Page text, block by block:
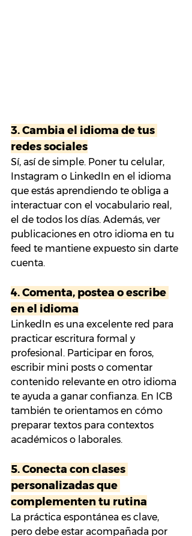
3. Cambia el idioma de tus
redes sociales
Sí, así de simple. Poner tu celular,
Instagram o LinkedIn en el idioma
que estás aprendiendo te obliga a
interactuar con el vocabulario real,
el de todos los días. Además, ver
publicaciones en otro idioma en tu
feed te mantiene expuesto sin darte
cuenta.
4. Comenta, postea o escribe
en el idioma
LinkedIn es una excelente red para
practicar escritura formal y
profesional. Participar en foros,
escribir mini posts o comentar
contenido relevante en otro idioma
te ayuda a ganar confianza. En ICB
también te orientamos en cómo
preparar textos para contextos
académicos o laborales.
5. Conecta con clases
personalizadas que
complementen tu rutina
La práctica espontánea es clave,
pero debe estar acompañada por